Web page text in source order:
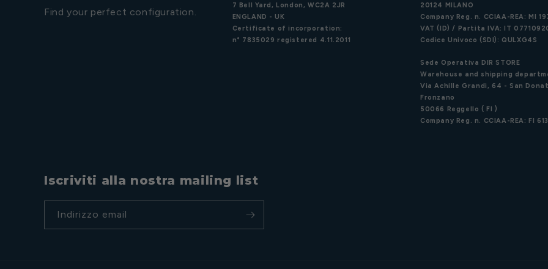
Find your perfect configuration.
7 Bell Yard, London, WC2A 2JR
ENGLAND - UK
Certificate of incorporation:
n° 7835029 registered 4.11.2011
20124 MILANO
Company Reg. n. CCIAA-REA: MI
VAT (ID) / Partita IVA: IT
Codice Univoco (SDI): QULXG4S
Sede Operativa DIR STORE
Warehouse and shipping
Via Achille Grandi, 64 - San
Fronzano
50066 Reggello ( FI )
Company Reg. n. CCIAA-REA: FI
Iscriviti alla nostra mailing list
Indirizzo email